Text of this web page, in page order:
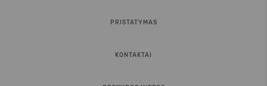
PRISTATYMAS
KONTAKTAI